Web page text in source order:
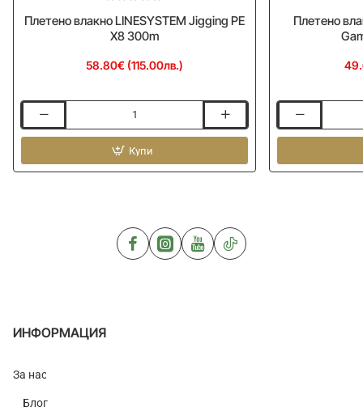
Плетено влакно LINESYSTEM Jigging PE
X8 300m
58.80€ (115.00лв.)
влакно
Jigging
Купи
Плетено
влакно
Metal
ИНФОРМАЦИЯ
За нас
Блог